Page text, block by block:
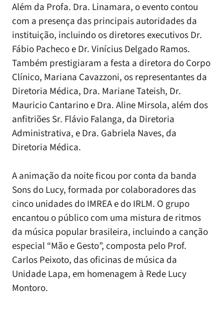
Além da Profa. Dra. Linamara, o evento contou
com a presença das principais autoridades da
instituição, incluindo os diretores executivos Dr.
Fábio Pacheco e Dr. Vinícius Delgado Ramos.
Também prestigiaram a festa a diretora do Corpo
Clínico, Mariana Cavazzoni, os representantes da
Diretoria Médica, Dra. Mariane Tateish, Dr.
Mauricio Cantarino e Dra. Aline Mirsola, além dos
anfitriões Sr. Flávio Falanga, da Diretoria
Administrativa, e Dra. Gabriela Naves, da
Diretoria Médica.
A animação da noite ficou por conta da banda
Sons do Lucy, formada por colaboradores das
cinco unidades do IMREA e do IRLM. O grupo
encantou o público com uma mistura de ritmos
da música popular brasileira, incluindo a canção
especial “Mão e Gesto”, composta pelo Prof.
Carlos Peixoto, das oficinas de música da
Unidade Lapa, em homenagem à Rede Lucy
Montoro.